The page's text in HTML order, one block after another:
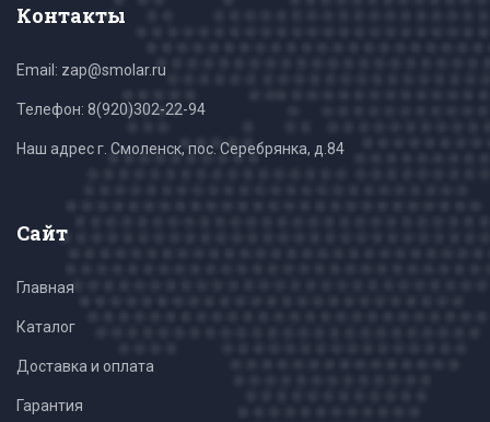
Контакты
Email: zap@smolar.ru
Телефон: 8(920)302-22-94
Наш адрес г. Смоленск, пос. Серебрянка, д.84
Сайт
Главная
Каталог
Доставка и оплата
Гарантия